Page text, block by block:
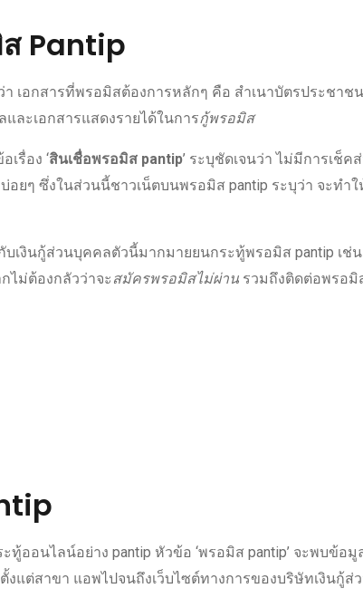
Pantip
า เอกสารที่พรอมิสต้องการหลักๆ คือ สำเนาบัตรประชาช
และเอกสารแสดงรายได้ในการกู้พรอมิส
เรื่อง ‘สินเชื่อพรอมิส pantip’ ระบุชัดเจนว่า ไม่มีการเช็
อยๆ ซึ่งในส่วนนี้ชาวเน็ตบนพรอมิส pantip ระบุว่า จะทำ
บเงินกู้ส่วนบุคคลตัวนี้มากมายยนกระทู้พรอมิส pantip เช่
ไม่ต้องกลัวว่าจะ สมัครพรอมิสไม่ผ่านรวมถึงติดต่อพรอมิ
ะทู้ออนไลน์อย่าง pantip หัวข้อ ‘พรอมิส pantip’ จะพบข้อ
งแต่สาขา แอพไปจนถึงเว็บไซต์ทางการของบริษัทเงินกู้ส่